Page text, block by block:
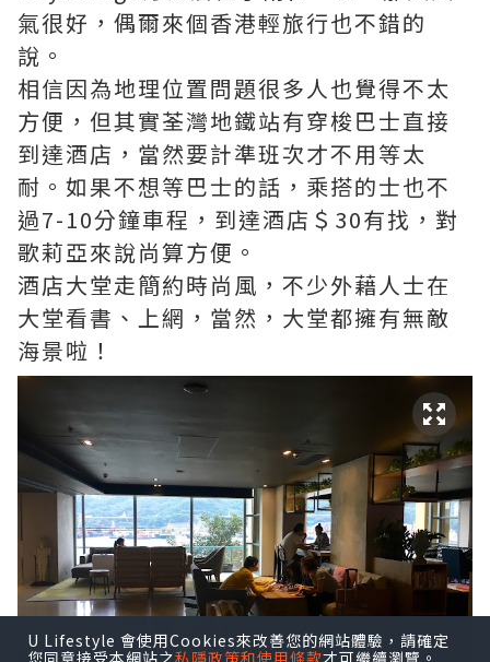
氣很好，偶爾來個香港輕旅行也不錯的
說。
相信因為地理位置問題很多人也覺得不太
方便，但其實荃灣地鐵站有穿梭巴士直接
到達酒店，當然要計準班次才不用等太
耐。如果不想等巴士的話，乘搭的士也不
過7-10分鐘車程，到達酒店＄30有找，對
歌莉亞來說尚算方便。
酒店大堂走簡約時尚風，不少外藉人士在
大堂看書、上網，當然，大堂都擁有無敵
海景啦！
U Lifestyle 會使用Cookies來改善您的網站體驗，請確定
您同意接受本網站之私隱政策和使用條款才可繼續瀏覽。